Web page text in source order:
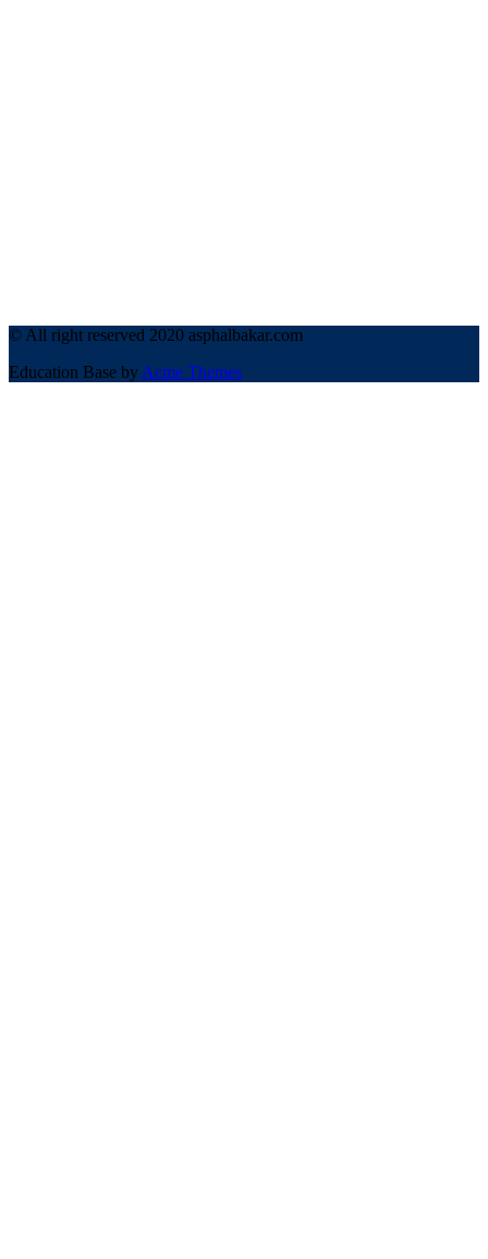
© All right reserved 2020 asphalbakar.com
Education Base by Acme Themes